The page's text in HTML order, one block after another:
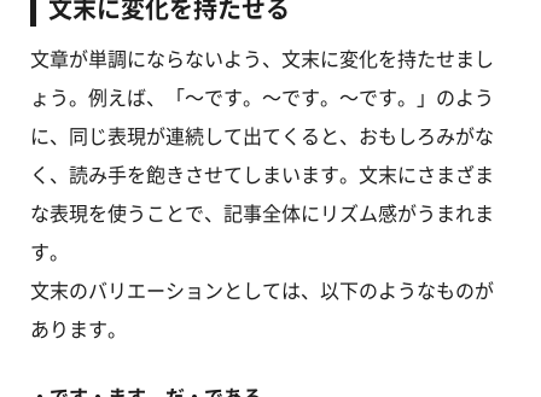
文末に変化を持たせる
文章が単調にならないよう、文末に変化を持たせまし
ょう。例えば、「～です。～です。～です。」のよう
に、同じ表現が連続して出てくると、おもしろみがな
く、読み手を飽きさせてしまいます。文末にさまざま
な表現を使うことで、記事全体にリズム感がうまれま
す。
文末のバリエーションとしては、以下のようなものが
あります。